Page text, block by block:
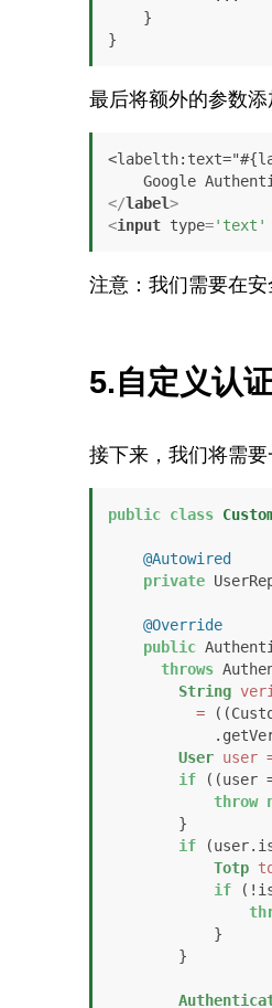
}
最后将额外的参数添
</label>
<input type='text'
注意：我们需要在
5.自定义认
接下来，我们将需
public class
@Autowired
private
@Override
public
throws
String
=
User user
if ((user
throw
if
Totp
if